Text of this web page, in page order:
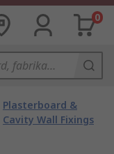
0
Plasterboard &
Cavity Wall Fixings